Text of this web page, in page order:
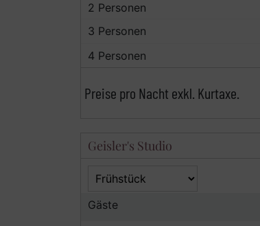
2 Personen
3 Personen
4 Personen
Preise pro Nacht exkl. Kurtaxe.
Geisler's Studio
Gäste